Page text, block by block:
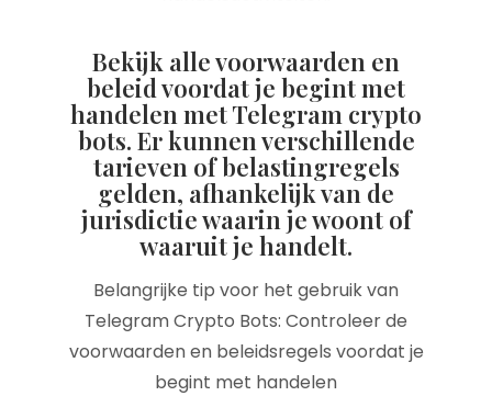
Bekijk alle voorwaarden en
beleid voordat je begint met
handelen met Telegram crypto
bots. Er kunnen verschillende
tarieven of belastingregels
gelden, afhankelijk van de
jurisdictie waarin je woont of
waaruit je handelt.
Belangrijke tip voor het gebruik van
Telegram Crypto Bots: Controleer de
voorwaarden en beleidsregels voordat je
begint met handelen